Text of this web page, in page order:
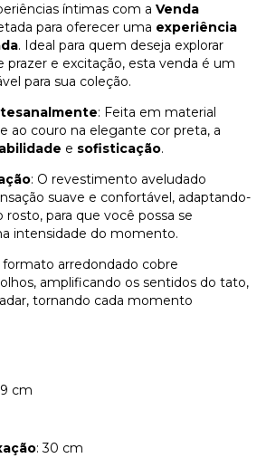
íntimas com a Venda
para oferecer uma experiência
. Ideal para quem deseja explorar
prazer e excitação, esta venda é um
para sua coleção.
: Feita em material
ao couro na elegante cor preta, a
e sofisticação.
: O revestimento aveludado
suave e confortável, adaptando-
para que você possa se
intensidade do momento.
formato arredondado cobre
amplificando os sentidos do tato,
tornando cada momento
cm
: 30 cm